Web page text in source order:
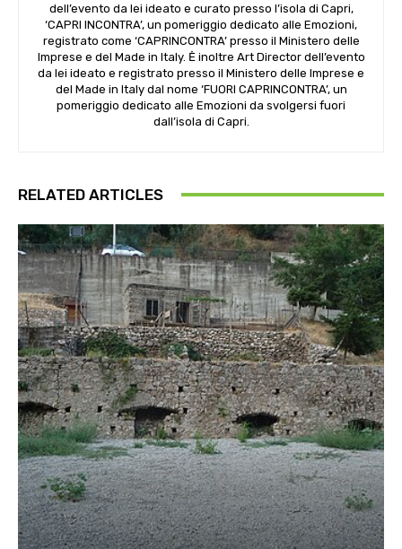
dell’evento da lei ideato e curato presso l’isola di Capri,
‘CAPRI INCONTRA’, un pomeriggio dedicato alle Emozioni,
registrato come ‘CAPRINCONTRA’ presso il Ministero delle
Imprese e del Made in Italy. Ė inoltre Art Director dell’evento
da lei ideato e registrato presso il Ministero delle Imprese e
del Made in Italy dal nome ‘FUORI CAPRINCONTRA’, un
pomeriggio dedicato alle Emozioni da svolgersi fuori
dall’isola di Capri.
RELATED ARTICLES